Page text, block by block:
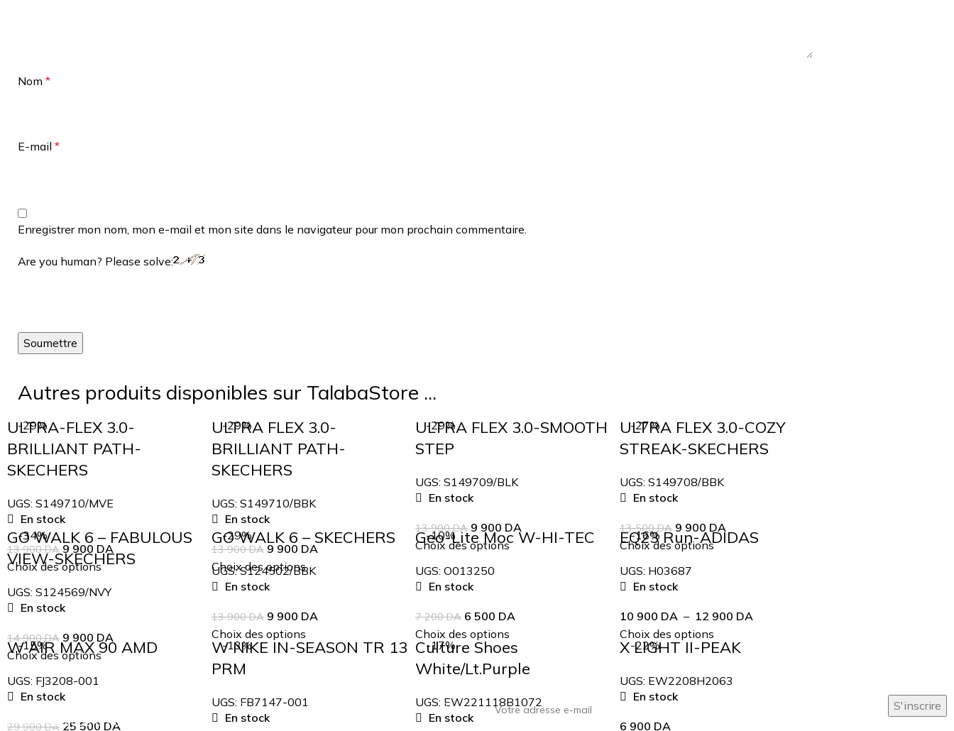
Nom *
E-mail *
Enregistrer mon nom, mon e-mail et mon site dans le navigateur pour mon prochain commentaire.
Are you human? Please solve:
Autres produits disponibles sur TalabaStore ...
-29%
ULTRA-FLEX 3.0-
BRILLIANT PATH-
SKECHERS
UGS: S149710/MVE
En stock
13 900DA 9 900 DA
Choix des options
-29%
ULTRA FLEX 3.0-
BRILLIANT PATH-
SKECHERS
UGS: S149710/BBK
En stock
13 900DA 9 900 DA
Choix des options
-29%
ULTRA FLEX 3.0-SMOOTH
STEP
UGS: S149709/BLK
En stock
13 900DA 9 900 DA
Choix des options
-27%
ULTRA FLEX 3.0-COZY
STREAK-SKECHERS
UGS: S149708/BBK
En stock
13 500DA 9 900 DA
Choix des options
-34%
GO WALK 6 – FABULOUS
VIEW-SKECHERS
UGS: S124569/NVY
En stock
14 900DA 9 900 DA
Choix des options
-29%
GO WALK 6 – SKECHERS
UGS:S124502/BBK
En stock
13 900DA 9 900 DA
Choix des options
-10%
Geo-Lite Moc W-HI-TEC
UGS: O013250
En stock
7 200DA 6 500 DA
Choix des options
-16%
EQ23 Run-ADIDAS
UGS: H03687
En stock
10 900 DA – 12 900 DA
Choix des options
-15%
W AIR MAX 90 AMD
UGS: FJ3208-001
En stock
29 900DA 25 500 DA
-13%
W NIKE IN-SEASON TR 13
PRM
UGS: FB7147-001
En stock
-17%
Culture Shoes
White/Lt.Purple
UGS: EW221118B1072
En stock
-22%
X LIGHT II-PEAK
UGS: EW2208H2063
En stock
6 900 DA
Inscrivez-vous à notre newsletter